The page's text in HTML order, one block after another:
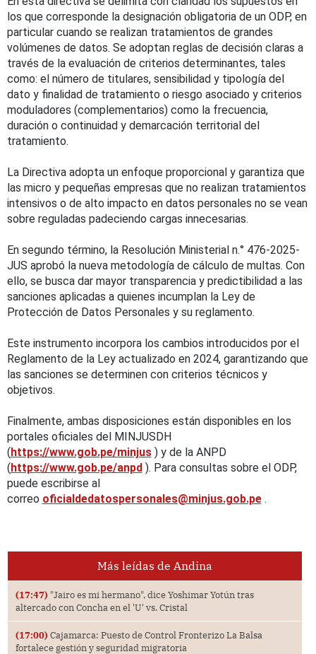
los que corresponde la designación obligatoria de un ODP, en
particular cuando se realizan tratamientos de grandes
volúmenes de datos. Se adoptan reglas de decisión claras a
través de la evaluación de criterios determinantes, tales
como: el número de titulares, sensibilidad y tipología del
dato y finalidad de tratamiento o riesgo asociado y criterios
moduladores (complementarios) como la frecuencia,
duración o continuidad y demarcación territorial del
tratamiento.
La Directiva adopta un enfoque proporcional y garantiza que
las micro y pequeñas empresas que no realizan tratamientos
intensivos o de alto impacto en datos personales no se vean
sobre reguladas padeciendo cargas innecesarias.
En segundo término, la Resolución Ministerial n.° 476-2025-
JUS aprobó la nueva metodología de cálculo de multas. Con
ello, se busca dar mayor transparencia y predictibilidad a las
sanciones aplicadas a quienes incumplan la Ley de
Protección de Datos Personales y su reglamento.
Este instrumento incorpora los cambios introducidos por el
Reglamento de la Ley actualizado en 2024, garantizando que
las sanciones se determinen con criterios técnicos y
objetivos.
Finalmente, ambas disposiciones están disponibles en los
portales oficiales del MINJUSDH
( https://www.gob.pe/minjus) y de la ANPD
( https://www.gob.pe/anpd ). Para consultas sobre el ODP,
puede escribirse al
correo oficialdedatospersonales@minjus.gob.pe.
Más leídas de Andina
(17:47) "Jairo es mi hermano", dice Yoshimar Yotún tras
altercado con Concha en el 'U' vs. Cristal
(17:00) Cajamarca: Puesto de Control Fronterizo La Balsa
fortalece gestión y seguridad migratoria